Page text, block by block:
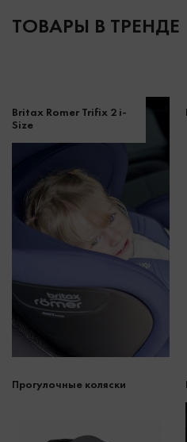
ТОВАРЫ В ТРЕНДЕ
Britax Romer Trifix 2 i-
Size
Прогулочные коляски